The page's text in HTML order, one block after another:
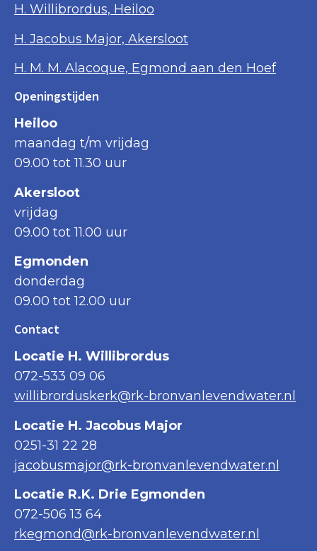
H. Willibrordus, Heiloo
H. Jacobus Major, Akersloot
H. M. M. Alacoque, Egmond aan den Hoef
Openingstijden
Heiloo
maandag t/m vrijdag
09.00 tot 11.30 uur
Akersloot
vrijdag
09.00 tot 11.00 uur
Egmonden
donderdag
09.00 tot 12.00 uur
Contact
Locatie H. Willibrordus
072-533 09 06
willibrorduskerk@rk-bronvanlevendwater.nl
Locatie H. Jacobus Major
0251-31 22 28
jacobusmajor@rk-bronvanlevendwater.nl
Locatie R.K. Drie Egmonden
072-506 13 64
rkegmond@rk-bronvanlevendwater.nl